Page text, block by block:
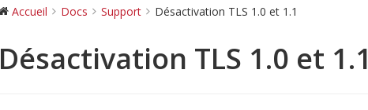
Accueil Docs Support Désactivation TLS 1.0 et 1.1
Désactivation TLS 1.0 et 1.1